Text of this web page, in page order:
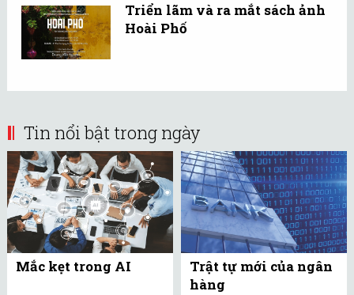
Triển lãm và ra mắt sách ảnh
Hoài Phố
Tin nổi bật trong ngày
Mắc kẹt trong AI
Trật tự mới của ngân
hàng